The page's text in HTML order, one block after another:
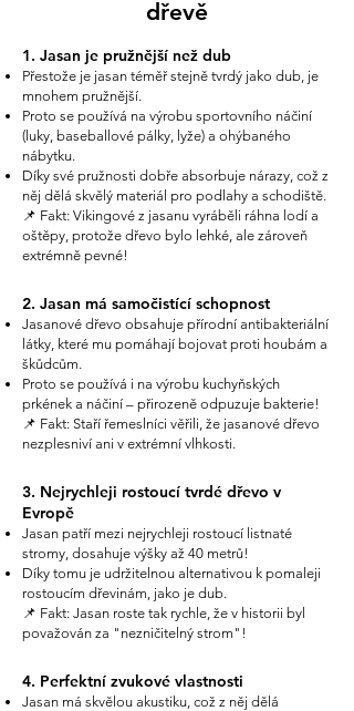
1200 x 300 x 38                         1009                      1221
1300 x 300 x 38                         1090                      1319
1300 x 300 x 40                         1149                      1390
Jasan - CINK / Stupeň          cena bez DPH         cena vč DPH
800 x 300 x 40                             504                        610
900 x 300 x 40                             567                        686
1000 x 300 x 40                           630                        762
1100 x 300 x 40                           693                        839
1200 x 300 x 40                           756                        915
900 x 200 x 20                             214                        259
1000 x 200 x 20                           238                        288
1100 x 200 x 20                           262                        317
1200 x 200 x 20                           286                        346
1300 x 200 x 20                           309                        374
dřevě
1. Jasan je pružnější než dub
Přestože je jasan téměř stejně tvrdý jako dub, je
mnohem pružnější.
Proto se používá na výrobu sportovního náčiní
(luky, baseballové pálky, lyže) a ohýbaného
nábytku.
Díky své pružnosti dobře absorbuje nárazy, což z
něj dělá skvělý materiál pro podlahy a schodiště.
📌 Fakt: Vikingové z jasanu vyráběli ráhna lodí a
oštěpy, protože dřevo bylo lehké, ale zároveň
extrémně pevné!
2. Jasan má samočistící schopnost
Jasanové dřevo obsahuje přírodní antibakteriální
látky, které mu pomáhají bojovat proti houbám a
škůdcům.
Proto se používá i na výrobu kuchyňských
prkének a náčiní – přirozeně odpuzuje bakterie!
📌 Fakt: Staří řemeslníci věřili, že jasanové dřevo
nezplesniví ani v extrémní vlhkosti.
3. Nejrychleji rostoucí tvrdé dřevo v
Evropě
Jasan patří mezi nejrychleji rostoucí listnaté
stromy, dosahuje výšky až 40 metrů!
Díky tomu je udržitelnou alternativou k pomaleji
rostoucím dřevinám, jako je dub.
📌 Fakt: Jasan roste tak rychle, že v historii byl
považován za "nezničitelný strom"!
4. Perfektní zvukové vlastnosti
Jasan má skvělou akustiku, což z něj dělá